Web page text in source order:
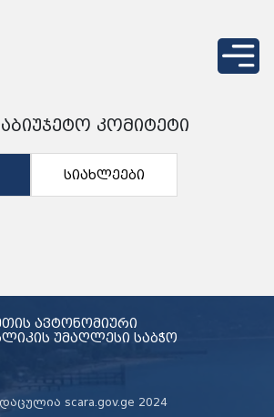
კომიტეტი
ᲡᲘᲐᲮᲚᲔᲔᲑᲘ
ავტონომიური
უმაღლესი საბჭო
scara.gov.ge 2024